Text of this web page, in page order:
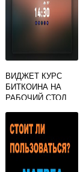
ВИДЖЕТ КУРС
БИТКОИНА НА
РАБОЧИЙ СТОЛ